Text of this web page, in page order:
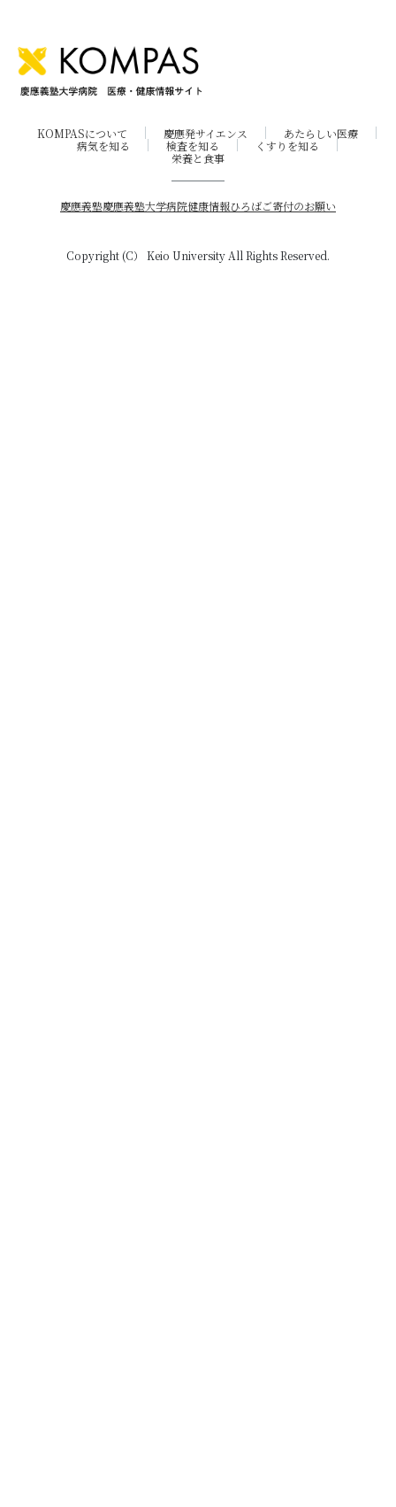
KOMPASについて 慶應発サイエンス
あたらしい医療
病気を知る
検査を知る
くすりを知る
栄養と食事
慶應義塾慶應義塾大学病院健康情報ひろばご寄付のお願い
Copyright (C） Keio University All Rights Reserved.